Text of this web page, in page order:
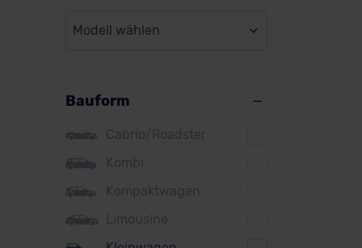
BMW
Citroen
Cupra
DS
Dacia
Fiat
Modell wählen
Bauform
Cabrio/Roadster
Kombi
Kompaktwagen
Limousine